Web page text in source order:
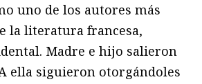
uno de los autores más
la literatura francesa,
Madre e hijo salieron
ella siguieron otorgándoles